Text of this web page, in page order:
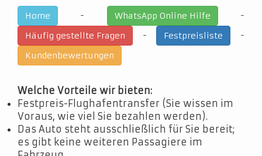
Home - WhatsApp Online Hilfe
-
Häufig gestellte Fragen
- Festpreisliste
-
Kundenbewertungen
Welche Vorteile wir bieten:
Festpreis-Flughafentransfer (Sie wissen im
Voraus, wie viel Sie bezahlen werden).
Das Auto steht ausschließlich für Sie bereit;
es gibt keine weiteren Passagiere im